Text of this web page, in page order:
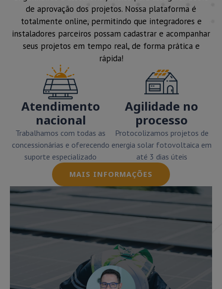
de aprovação dos projetos. Nossa plataforma é
totalmente online, permitindo que integradores e
instaladores parceiros possam cadastrar e acompanhar
seus projetos em tempo real, de forma prática e
rápida!
Atendimento
nacional
Trabalhamos com todas as
concessionárias e oferecendo
suporte especializado
Agilidade no
processo
Protocolizamos projetos de
energia solar fotovoltaica em
até 3 dias úteis
MAIS INFORMAÇÕES